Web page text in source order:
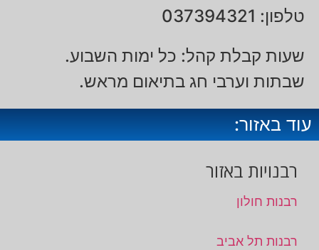
טלפון: 037394321
שעות קבלת קהל: כל ימות השבוע.
שבתות וערבי חג בתיאום מראש.
עוד באזור:
רבנויות באזור
רבנות חולון
רבנות תל אביב